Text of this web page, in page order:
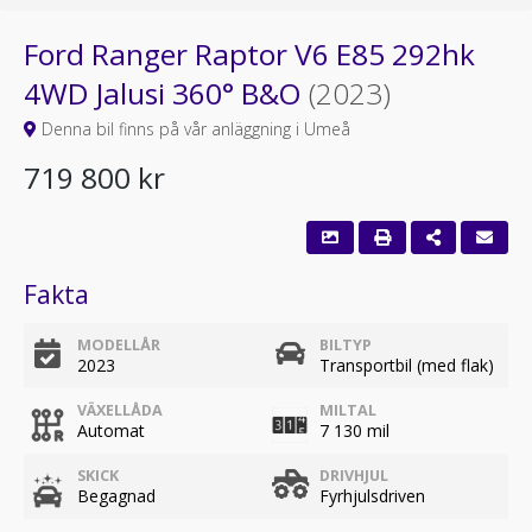
Ford Ranger Raptor V6 E85 292hk
4WD Jalusi 360° B&O (2023)
Denna bil finns på vår anläggning i Umeå
719 800 kr
Fakta
MODELLÅR
2023
BILTYP
Transportbil (med flak)
VÄXELLÅDA
Automat
MILTAL
7 130 mil
SKICK
Begagnad
DRIVHJUL
Fyrhjulsdriven